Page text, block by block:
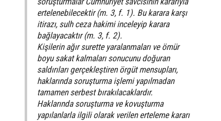
ertelenebilecektir (m. 3, f. 1). Bu karara karşı
itirazı, sulh ceza hakimi inceleyip karara
bağlayacaktır (m. 3, f. 2).
Kişilerin ağır surette yaralanmaları ve ömür
boyu sakat kalmaları sonucunu doğuran
saldırıları gerçekleştiren örgüt mensupları,
haklarında soruşturma işlemi yapılmadan
tamamen serbest bırakılacaklardır.
Haklarında soruşturma ve kovuşturma
yapılanlarla ilgili olarak verilen erteleme kararı